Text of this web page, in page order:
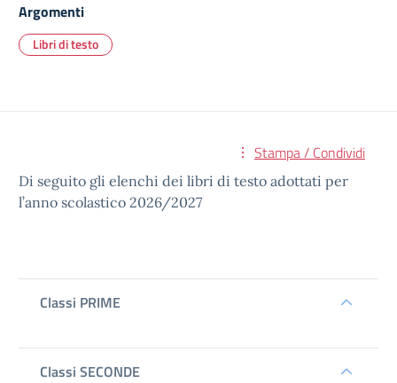
Argomenti
Libri di testo
Stampa / Condividi
Di seguito gli elenchi dei libri di testo adottati per
l’anno scolastico 2026/2027
Classi PRIME
Classi SECONDE